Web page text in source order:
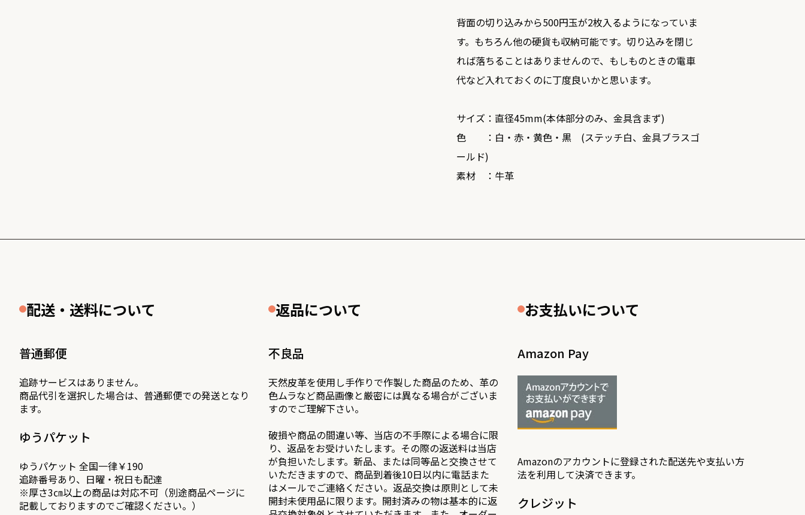
背面の切り込みから500円玉が2枚入るようになっていま
す。もちろん他の硬貨も収納可能です。切り込みを閉じ
れば落ちることはありませんので、もしものときの電車
代など入れておくのに丁度良いかと思います。
サイズ：直径45mm(本体部分のみ、金具含まず)
色 ：白・赤・黄色・黒 (ステッチ白、金具ブラスゴ
ールド)
素材 ：牛革
配送・送料について
普通郵便
追跡サービスはありません。
商品代引を選択した場合は、普通郵便での発送となり
ます。
ゆうパケット
ゆうパケット 全国一律￥190
追跡番号あり、日曜・祝日も配達
※厚さ3㎝以上の商品は対応不可（別途商品ページに
記載しておりますのでご確認ください。）
返品について
不良品
天然皮革を使用し手作りで作製した商品のため、革の
色ムラなど商品画像と厳密には異なる場合がございま
すのでご理解下さい。
破損や商品の間違い等、当店の不手際による場合に限
り、返品をお受けいたします。その際の返送料は当店
が負担いたします。新品、または同等品と交換させて
いただきますので、商品到着後10日以内に電話また
はメールでご連絡ください。返品交換は原則として未
開封未使用品に限ります。開封済みの物は基本的に返
お支払いについて
Amazon Pay
Amazonのアカウントに登録された配送先や支払い方
法を利用して決済できます。
クレジット